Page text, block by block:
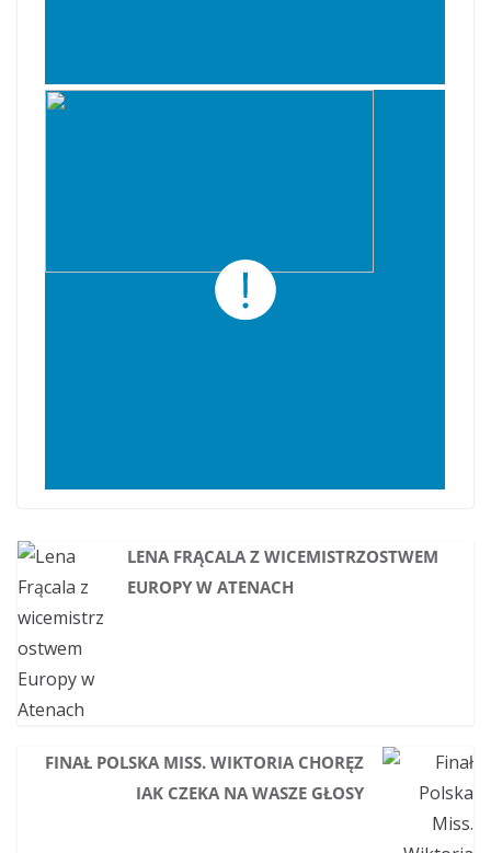
LENA FRĄCALA Z WICEMISTRZOSTWEM
EUROPY W ATENACH
FINAŁ POLSKA MISS. WIKTORIA CHORĘZ
IAK CZEKA NA WASZE GŁOSY